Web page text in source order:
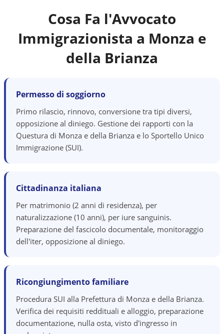
Cosa Fa l'Avvocato
Immigrazionista a Monza e
della Brianza
Permesso di soggiorno
Primo rilascio, rinnovo, conversione tra tipi diversi,
opposizione al diniego. Gestione dei rapporti con la
Questura di Monza e della Brianza e lo Sportello Unico
Immigrazione (SUI).
Cittadinanza italiana
Per matrimonio (2 anni di residenza), per
naturalizzazione (10 anni), per iure sanguinis.
Preparazione del fascicolo documentale, monitoraggio
dell'iter, opposizione al diniego.
Ricongiungimento familiare
Procedura SUI alla Prefettura di Monza e della Brianza.
Verifica dei requisiti reddituali e alloggio, preparazione
documentazione, nulla osta, visto d'ingresso in